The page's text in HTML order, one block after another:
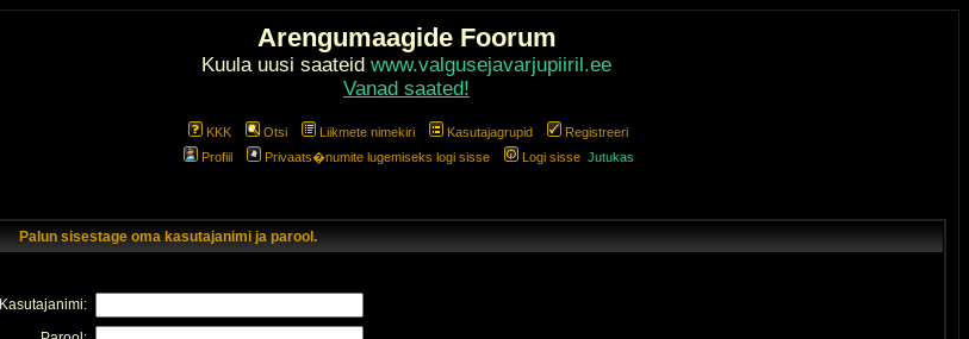
Arengumaagide Foorum
Kuula uusi saateid www.valgusejavarjupiiril.ee
Vanad saated!
KKK Otsi Liikmete nimekiri Kasutajagrupid
Registreeri
Profiil
Privaats�numite lugemiseks logi sisse Logi sisse Jutukas
Palun sisestage oma kasutajanimi ja parool.
Kasutajanimi: